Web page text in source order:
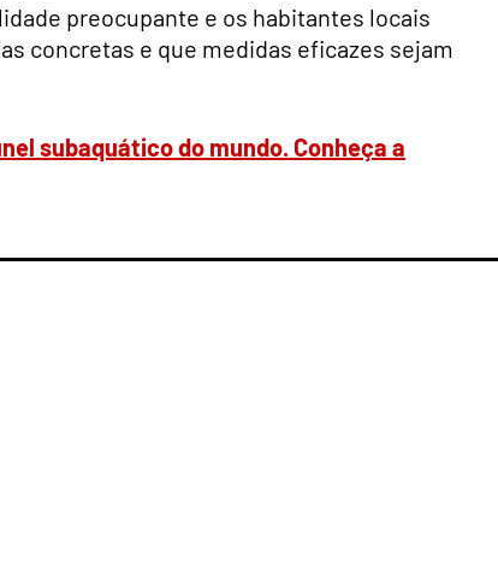
preocupante e os habitantes locais
concretas e que medidas eficazes sejam
subaquático do mundo. Conheça a